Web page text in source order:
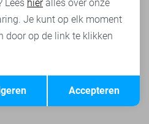
Opslaan
Lees hieralles over onze
Je kunt op elk moment
door op de link te klikken
Accepteren